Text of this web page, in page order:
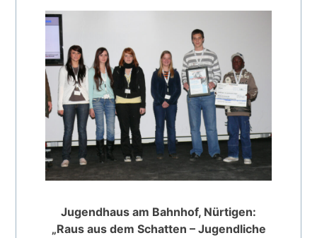
Jugendhaus am Bahnhof, Nürtigen:
„Raus aus dem Schatten – Jugendliche